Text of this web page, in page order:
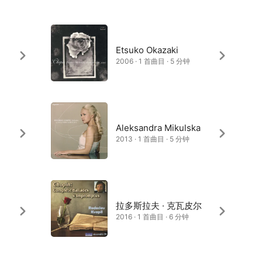
Etsuko Okazaki
2006 · 1 首曲目 · 5 分钟
Aleksandra Mikulska
2013 · 1 首曲目 · 5 分钟
拉多斯拉夫 · 克瓦皮尔
2016 · 1 首曲目 · 6 分钟